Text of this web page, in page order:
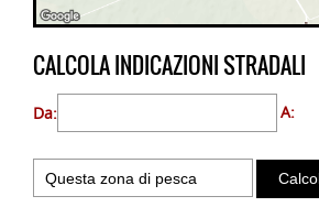
CALCOLA INDICAZIONI STRADALI
Da: A: